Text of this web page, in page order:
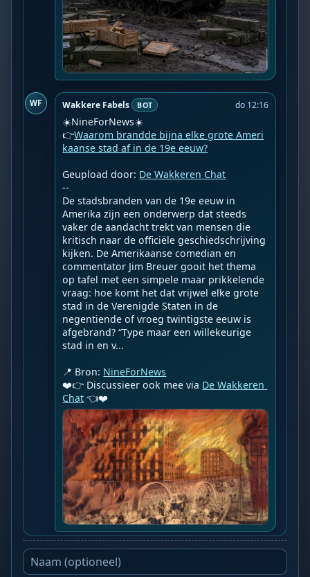
WF Wakkere Fabels BOT do 12:16
☀️NineForNews☀️
👉Waarom brandde bijna elke grote Ameri
kaanse stad af in de 19e eeuw?
Geupload door: De Wakkeren Chat
--
De stadsbranden van de 19e eeuw in
Amerika zijn een onderwerp dat steeds
vaker de aandacht trekt van mensen die
kritisch naar de officiële geschiedschrijving
kijken. De Amerikaanse comedian en
commentator Jim Breuer gooit het thema
op tafel met een simpele maar prikkelende
vraag: hoe komt het dat vrijwel elke grote
stad in de Verenigde Staten in de
negentiende of vroeg twintigste eeuw is
afgebrand? “Type maar een willekeurige
stad in en v...
📍 Bron: NineForNews
❤️👉 Discussieer ook mee via De Wakkeren
Chat 👈❤️